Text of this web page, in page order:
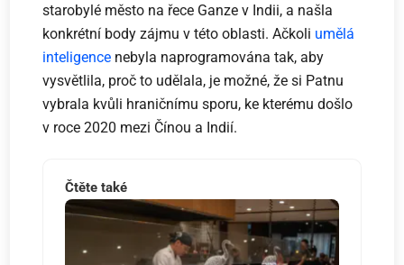
starobylé město na řece Ganze v Indii, a našla
konkrétní body zájmu v této oblasti. Ačkoli umělá
inteligence nebyla naprogramována tak, aby
vysvětlila, proč to udělala, je možné, že si Patnu
vybrala kvůli hraničnímu sporu, ke kterému došlo
v roce 2020 mezi Čínou a Indií.
Čtěte také